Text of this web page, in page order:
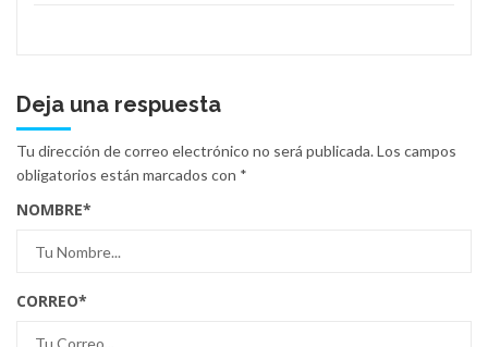
Deja una respuesta
Tu dirección de correo electrónico no será publicada.Los campos
obligatorios están marcados con *
NOMBRE*
CORREO*